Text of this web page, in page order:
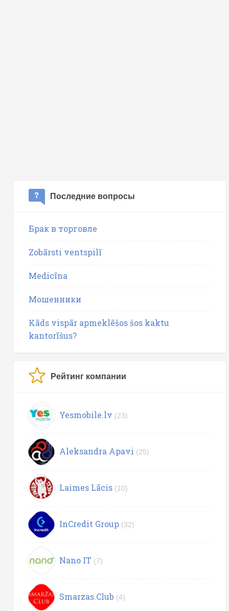
Последние вопросы
Брак в торговле
Zobārsti ventspilī
Medicīna
Мошенники
Kāds vispār apmeklēšos šos kaktu
kantorīšus?
Рейтинг компании
Yesmobile.lv (23)
Aleksandra Apavi (25)
Laimes Lācis (10)
InCredit Group (32)
Nano IT (7)
Smarzas.Club (4)